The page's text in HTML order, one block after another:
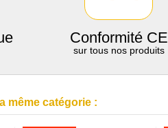
Conformité CE
sur tous nos produits
même catégorie :